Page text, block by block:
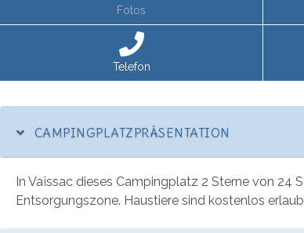
Fotos
Telefon
CAMPINGPLATZPRÄSENTATION
In Vaïssac dieses Campingplatz 2 Sterne von 24
Entsorgungszone. Haustiere sind kostenlos